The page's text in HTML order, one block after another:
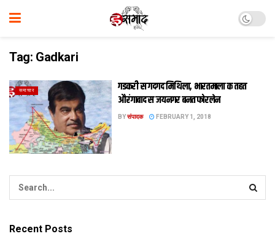
Tag: Gadkari
समाचार
गडकरी स गदगद मिथिला, भारतमाला क तहत
औरंगाबाद स जयनगर बनत फोरलेन
BYसंपादक FEBRUARY 1, 2018
Recent Posts